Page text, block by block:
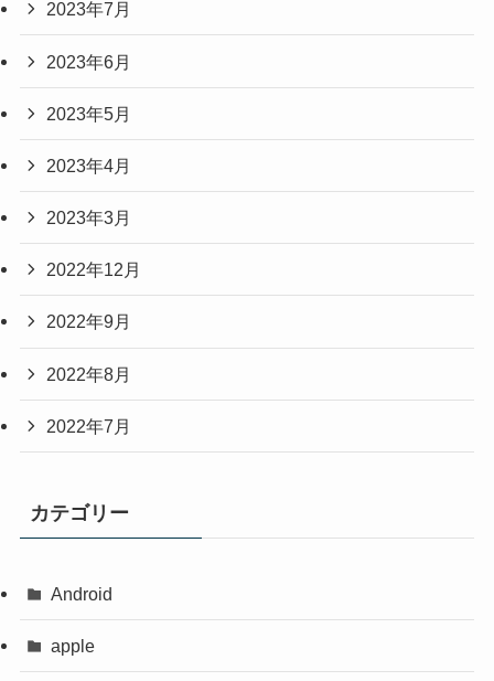
2023年7月
2023年6月
2023年5月
2023年4月
2023年3月
2022年12月
2022年9月
2022年8月
2022年7月
カテゴリー
Android
apple